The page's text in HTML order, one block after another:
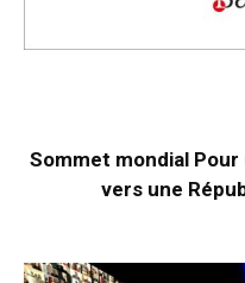
Sommet mondial Pour
vers une